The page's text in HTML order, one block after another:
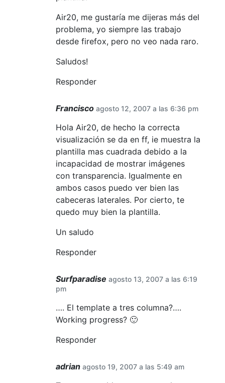
Air20, me gustaría me dijeras más del
problema, yo siempre las trabajo
desde firefox, pero no veo nada raro.
Saludos!
Responder
Francisco agosto 12, 2007 a las 6:36 pm
Hola Air20, de hecho la correcta
visualización se da en ff, ie muestra la
plantilla mas cuadrada debido a la
incapacidad de mostrar imágenes
con transparencia. Igualmente en
ambos casos puedo ver bien las
cabeceras laterales. Por cierto, te
quedo muy bien la plantilla.
Un saludo
Responder
Surfparadise agosto 13, 2007 a las 6:19
pm
…. El template a tres columna?….
Working progress? 🙂
Responder
adrian agosto 19, 2007 a las 5:49 am